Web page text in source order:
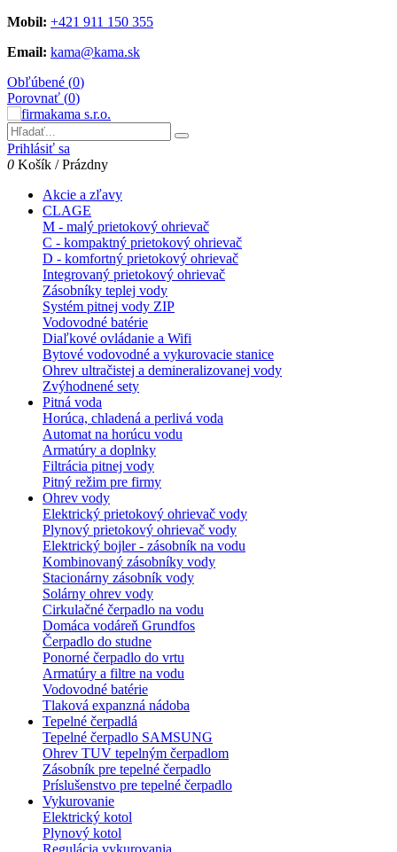
Mobil: +421 911 150 355
Email: kama@kama.sk
Obľúbené (0)
Porovnať (0)
Prihlásiť sa
0 Košík /Prázdny
Akcie a zľavy
CLAGE
M - malý prietokový ohrievač
C - kompaktný prietokový ohrievač
D - komfortný prietokový ohrievač
Integrovaný prietokový ohrievač
Zásobníky teplej vody
Systém pitnej vody ZIP
Vodovodné batérie
Diaľkové ovládanie a Wifi
Bytové vodovodné a vykurovacie stanice
Ohrev ultračistej a demineralizovanej vody
Zvýhodnené sety
Pitná voda
Horúca, chladená a perlivá voda
Automat na horúcu vodu
Armatúry a doplnky
Filtrácia pitnej vody
Pitný režim pre firmy
Ohrev vody
Elektrický prietokový ohrievač vody
Plynový prietokový ohrievač vody
Elektrický bojler - zásobník na vodu
Kombinovaný zásobníky vody
Stacionárny zásobník vody
Solárny ohrev vody
Cirkulačné čerpadlo na vodu
Domáca vodáreň Grundfos
Čerpadlo do studne
Ponorné čerpadlo do vrtu
Armatúry a filtre na vodu
Vodovodné batérie
Tlaková expanzná nádoba
Tepelné čerpadlá
Tepelné čerpadlo SAMSUNG
Ohrev TUV tepelným čerpadlom
Zásobník pre tepelné čerpadlo
Príslušenstvo pre tepelné čerpadlo
Vykurovanie
Elektrický kotol
Plynový kotol
Regulácia vykurovania